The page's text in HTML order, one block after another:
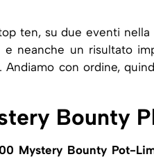
ten, su due eventi nella
e neanche un risultato
Andiamo con ordine,
Bounty
Mystery Bounty Pot-